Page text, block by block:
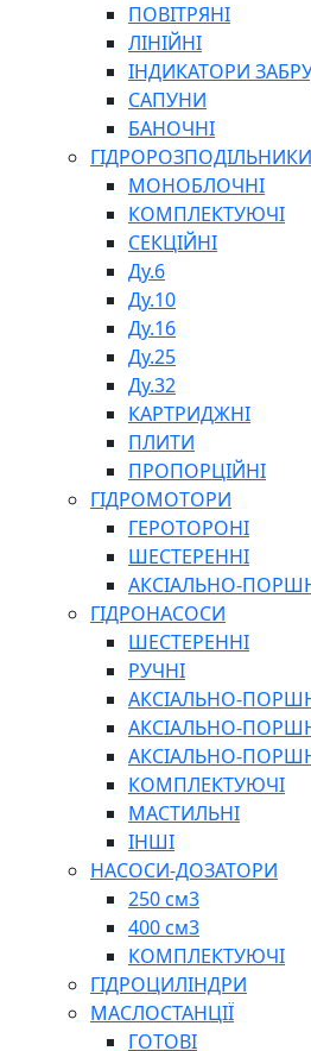
СПЕЦІАЛЬНІ
ОЛИВИ
ГЕРМЕТИКИ
ЗМАЗКИ
КЛЕЇ, ЦЕМЕНТИ, ЕПОКСИДКИ
РЕМОНТ ГІДРОЦИЛІНДРІВ
БОРЕКС, ЕО
ПОВІТРЯНІ
ЛІНІЙНІ
ІНДИКАТОРИ
САПУНИ
БАНОЧНІ
ГІДРОРОЗПОДІЛЬНИКИ
МОНОБЛОЧНІ
КОМПЛЕКТУЮЧІ
СЕКЦІЙНІ
Ду.6
Ду.10
Ду.16
Ду.25
Ду.32
КАРТРИДЖНІ
ПЛИТИ
ПРОПОРЦІЙНІ
ГІДРОМОТОРИ
ГЕРОТОРОНІ
ШЕСТЕРЕННІ
АКСІАЛЬНО-
ГІДРОНАСОСИ
ШЕСТЕРЕННІ
РУЧНІ
АКСІАЛЬНО-
АКСІАЛЬНО-
АКСІАЛЬНО-
КОМПЛЕКТУЮЧІ
МАСТИЛЬНІ
ІНШІ
НАСОСИ-ДОЗАТОРИ
250 см3
400 см3
КОМПЛЕКТУЮЧІ
ГІДРОЦИЛІНДРИ
МАСЛОСТАНЦІЇ
ГОТОВІ